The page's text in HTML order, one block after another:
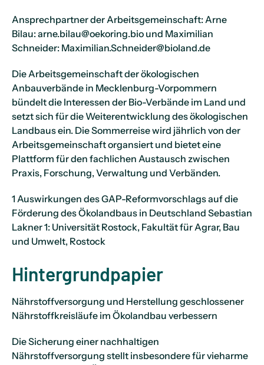
Ansprechpartner der Arbeitsgemeinschaft: Arne
Bilau: arne.bilau@oekoring.bio und Maximilian
Schneider: Maximilian.Schneider@bioland.de
Die Arbeitsgemeinschaft der ökologischen
Anbauverbände in Mecklenburg-Vorpommern
bündelt die Interessen der Bio-Verbände im Land und
setzt sich für die Weiterentwicklung des ökologischen
Landbaus ein. Die Sommerreise wird jährlich von der
Arbeitsgemeinschaft organsiert und bietet eine
Plattform für den fachlichen Austausch zwischen
Praxis, Forschung, Verwaltung und Verbänden.
1 Auswirkungen des GAP-Reformvorschlags auf die
Förderung des Ökolandbaus in Deutschland Sebastian
Lakner 1: Universität Rostock, Fakultät für Agrar, Bau
und Umwelt, Rostock
Hintergrundpapier
Nährstoffversorgung und Herstellung geschlossener
Nährstoffkreisläufe im Ökolandbau verbessern
Die Sicherung einer nachhaltigen
Nährstoffversorgung stellt insbesondere für vieharme